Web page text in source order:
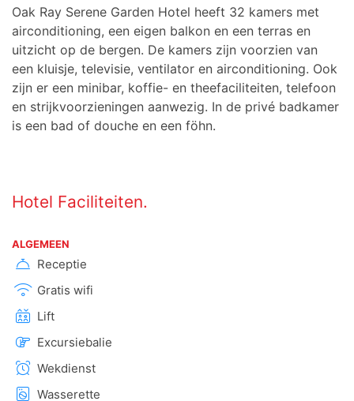
Oak Ray Serene Garden Hotel heeft 32 kamers met
airconditioning, een eigen balkon en een terras en
uitzicht op de bergen. De kamers zijn voorzien van
een kluisje, televisie, ventilator en airconditioning. Ook
zijn er een minibar, koffie- en theefaciliteiten, telefoon
en strijkvoorzieningen aanwezig. In de privé badkamer
is een bad of douche en een föhn.
Hotel Faciliteiten.
ALGEMEEN
Receptie
Gratis wifi
Lift
Excursiebalie
Wekdienst
Wasserette